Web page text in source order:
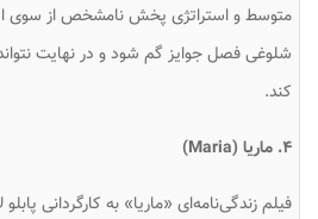
متوسط و استراتژی پخش نامشخص از سوی
شلوغی فصل جوایز گم شود و در نهایت
کند.
۴. ماریا (Maria)
فیلم زندگی‌نامه‌ای «ماریا» به کارگردانی